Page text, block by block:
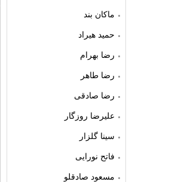
ماکان بند
حمید هیراد
رضا بهرام
رضا طاهر
رضا صادقی
علیرضا روزگار
سینا گلزار
فاتح نورایی
مسعود صادقلو